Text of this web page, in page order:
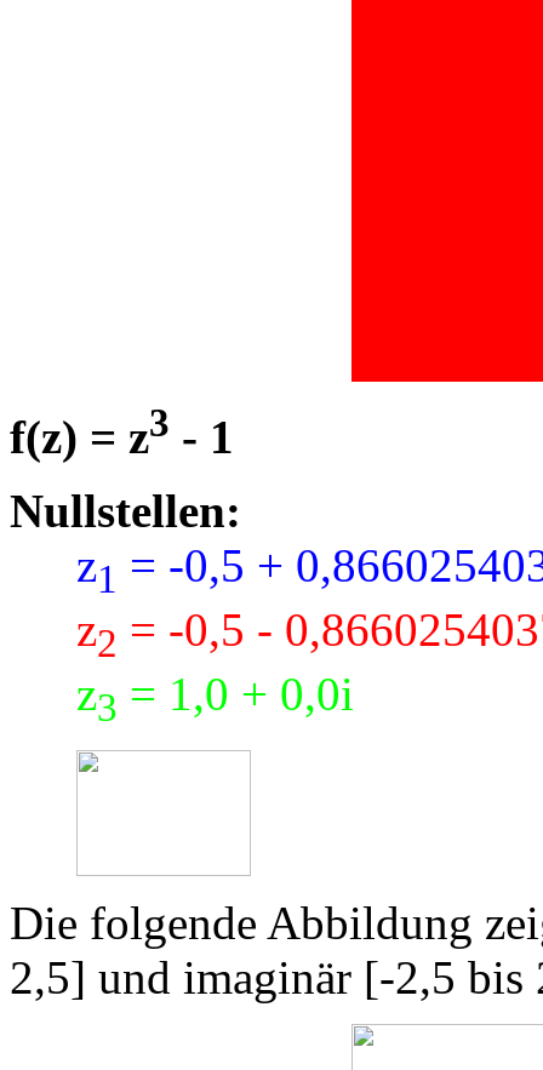
f(z) = z3 - 1
Nullstellen:
z1 = -0,5 +
z2 = -0,5 -
z3 = 1,0 + 0,0i
Die folgende Abbildung
2,5] und imaginär [-2,5 bis